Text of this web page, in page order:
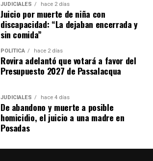
JUDICIALES hace 2 días
Juicio por muerte de niña con
discapacidad: “La dejaban encerrada y
sin comida”
POLÍTICA hace 2 días
Rovira adelantó que votará a favor del
Presupuesto 2027 de Passalacqua
JUDICIALES hace 4 días
De abandono y muerte a posible
homicidio, el juicio a una madre en
Posadas